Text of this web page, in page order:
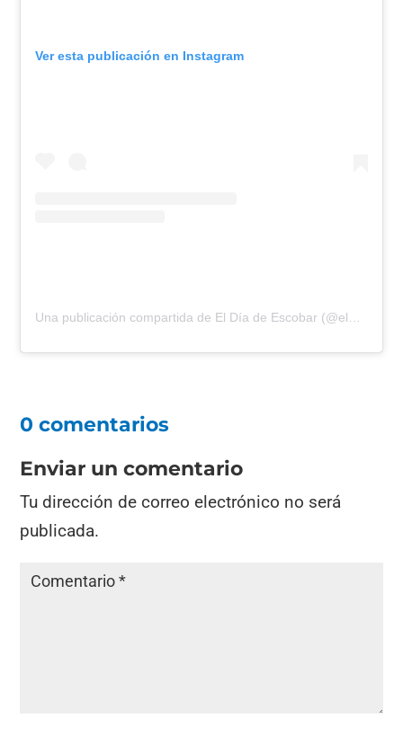
Ver esta publicación en Instagram
0 comentarios
Enviar un comentario
Tu dirección de correo electrónico no será
publicada.